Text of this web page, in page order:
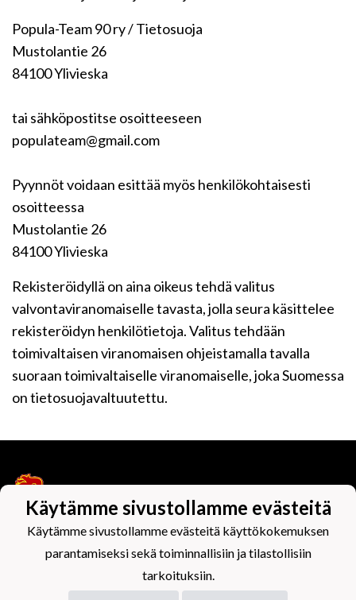
Popula-Team 90 ry / Tietosuoja
Mustolantie 26
84100 Ylivieska
tai sähköpostitse osoitteeseen
populateam@gmail.com
Pyynnöt voidaan esittää myös henkilökohtaisesti
osoitteessa
Mustolantie 26
84100 Ylivieska
Rekisteröidyllä on aina oikeus tehdä valitus
valvontaviranomaiselle tavasta, jolla seura käsittelee
rekisteröidyn henkilötietoja. Valitus tehdään
toimivaltaisen viranomaisen ohjeistamalla tavalla
suoraan toimivaltaiselle viranomaiselle, joka Suomessa
on tietosuojavaltuutettu.
Tietosuojaseloste
Käytämme sivustollamme evästeitä
Käytämme sivustollamme evästeitä käyttökokemuksen
parantamiseksi sekä toiminnallisiin ja tilastollisiin
tarkoituksiin.